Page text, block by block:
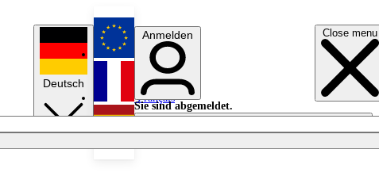
Close menu
Deutsch
English
Français
Anmelden
Sie sind abgemeldet.
Anmelden
Licht aus